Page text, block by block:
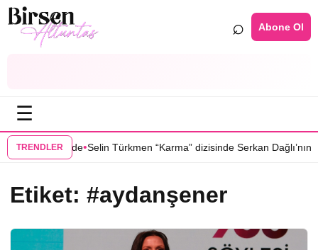
⌕ Abone Ol
☰
TRENDLER
dizisinde Selin Türkmen “Karma” dizisinde Serkan Dağlı’nın
Etiket: #aydanşener